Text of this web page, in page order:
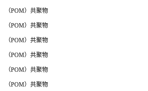
（POM）共聚物
（POM）共聚物
（POM）共聚物
（POM）共聚物
（POM）共聚物
（POM）共聚物